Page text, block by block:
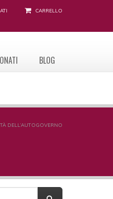
CARRELLO
BLOG
DELL’AUTOGOVERNO